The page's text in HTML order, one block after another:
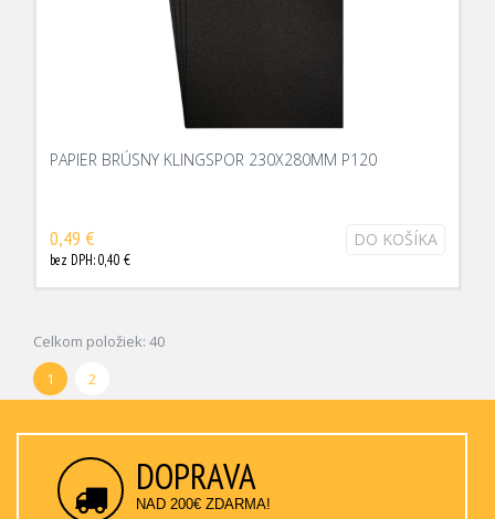
PAPIER BRÚSNY KLINGSPOR 230X280MM P120
0,49 €
bez DPH: 0,40 €
DO KOŠÍKA
Celkom položiek: 40
1
2
DOPRAVA
NAD 200€ ZDARMA!